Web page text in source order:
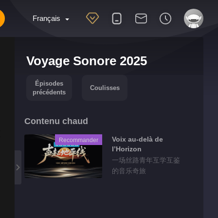
Français
Voyage Sonore 2025
Épisodes
précédents
Coulisses
Contenu chaud
Recommander
Voix au-delà de
l’Horizon
一场丝路青年互学互鉴
的音乐奇旅